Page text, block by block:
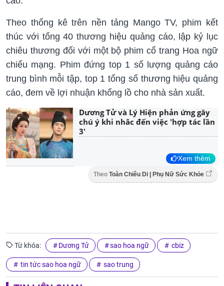
Theo thống kê trên nền tảng Mango TV, phim kết
thúc với tổng 40 thương hiệu quảng cáo, lập kỷ lục
chiêu thương đối với một bộ phim cổ trang Hoa ngữ
chiếu mạng. Phim đứng top 1 số lượng quảng cáo
trung bình mỗi tập, top 1 tổng số thương hiệu quảng
cáo, đem về lợi nhuận khổng lồ cho nhà sản xuất.
Dương Tử và Lý Hiện phản ứng gây
chú ý khi nhắc đến việc 'hợp tác lần
3'
Xem thêm
Theo Toàn Chiêu Di | Phụ Nữ Sức Khỏe
Từ khóa: Dương Tử sao hoa ngữ cbiz
tin tức sao hoa ngữ sao trung